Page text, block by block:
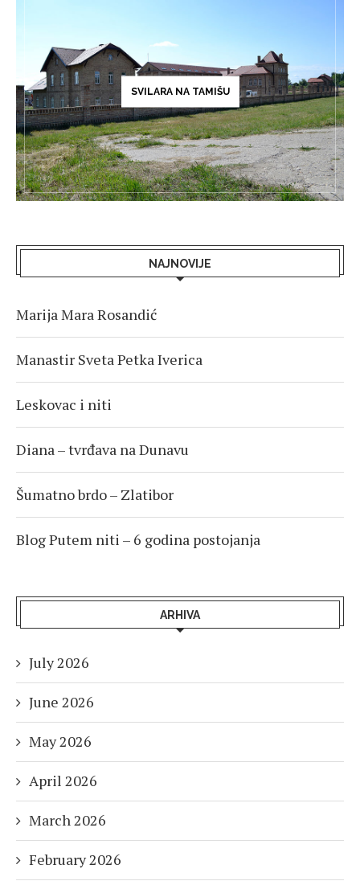
SVILARA NA TAMIŠU
NAJNOVIJE
Marija Mara Rosandić
Manastir Sveta Petka Iverica
Leskovac i niti
Diana – tvrđava na Dunavu
Šumatno brdo – Zlatibor
Blog Putem niti – 6 godina postojanja
ARHIVA
July 2026
June 2026
May 2026
April 2026
March 2026
February 2026